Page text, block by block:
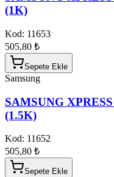
(1K)
Kod: 11653
505,80 ₺
Sepete Ekle
Samsung
SAMSUNG
(1.5K)
Kod: 11652
505,80 ₺
Sepete Ekle